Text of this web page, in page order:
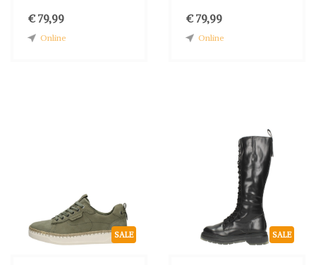
€ 79,99
Online
€ 79,99
Online
SALE SALE